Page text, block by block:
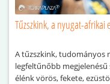
Tűzszkink, a nyugat-afrikai
A tűzszkink, tudományos
legfeltűnőbb
élénk vörös, fekete,